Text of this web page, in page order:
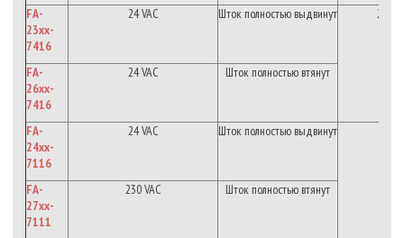
FA-
23xx-
7416
24 VAC Шток полностью выдвинут 2.2
FA-
26xx-
7416
24 VAC Шток полностью втянут
FA-
24xx-
7116
24 VAC Шток полностью выдвинут
FA-
27xx-
7111
230 VAC Шток полностью втянут